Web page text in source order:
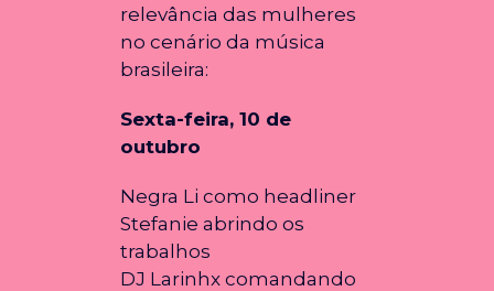
relevância das mulheres
no cenário da música
brasileira:
Sexta-feira, 10 de
outubro
Negra Li como headliner
Stefanie abrindo os
trabalhos
DJ Larinhx comandando